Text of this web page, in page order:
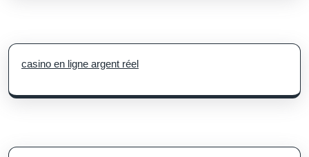
casino en ligne argent réel